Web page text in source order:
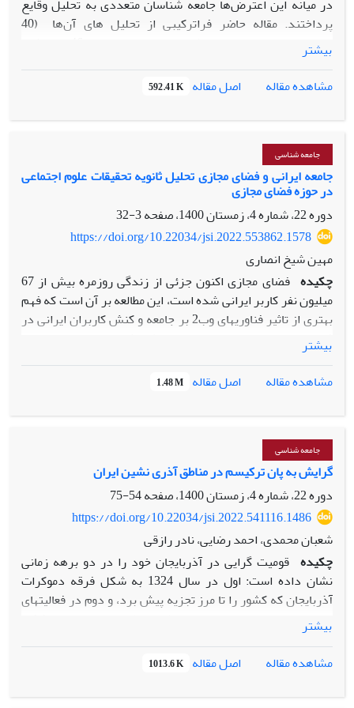
پرداختند. مقاله حاضر فراترکیبی از تحلیل­ های آن‌ها (40
تحلیلی) درباره این اعتراض‌ها است. تلاش شده ضمن ارائه
نیمرخی از اهم مطالب مطرح شده، درباره علل، چیستی و پیامدهای
این اعتراض‌ها از منظر تحلیل­ گران، این موارد جمع ­بندی و ارائه
شود. بر این اساس نظریه­ های غالب به کارگرفته شده، فاصله ­ای
(کارکردگرایان، همبستگی­ گرایان، تفسیرگران فرهنگی، پیروان
جنبش­های جدید زندگی و اهمیت ­دهندگان به روابط و گره­ های
اجتماعی) از مجموعه تحلیل­ها ارائه شده است.
بیشتر
مشاهده مقاله
اصل مقاله 592.41 K
جامعه شناسی
جامعه ایرانی و فضای مجازی تحلیل ثانویه تحقیقات علوم اجتماعی
در حوزه فضای مجازی
دوره 22، شماره 4، زمستان 1400، صفحه
3-32
https://doi.org/10.22034/jsi.2022.553862.1578
مهین شیخ انصاری
چکیده
فضای مجازی اکنون جزئی از زندگی روزمره بیش از 67
میلیون نفر کاربر ایرانی شده است، این مطالعه بر آن است که فهم
بهتری از تاثیر فناوری­های وب2 بر جامعه و کنش کاربران ایرانی در
فضای مجازی بدست بیاورد. به لحاظ روشی، این تحقیق از نوع
ارزش­های خانوادگی کاربران ایرانی را تضعیف می‌کنند. همچنین این
فناوری ها روابط اجتماعی، سرمایه اجتماعی و مشارکت سیاسی
کاربران ایرانی را افزایش می‌دهند. از طرف دیگر «مسائل و
پدیده‌های نوظهور اجتماعی» مانند اعتیاد اینترنتی، جرائم
اینترنتی، سوگواری مجازی، زیارت مجازی و ...در فضای مجازی پدید
آمده است.
بیشتر
مشاهده مقاله
اصل مقاله 1.48 M
جامعه شناسی
گرایش به پان ترکیسم در مناطق آذری نشین ایران
دوره 22، شماره 4، زمستان 1400، صفحه
54-75
https://doi.org/10.22034/jsi.2022.541116.1486
شعبان محمدی، احمد رضایی، نادر رازقی
چکیده قومیت گرایی در آذربایجان خود را در دو برهه زمانی
نشان داده است: اول در سال 1324 به شکل فرقه دموکرات
آذربایجان که کشور را تا مرز تجزیه پیش برد، و دوم در فعالیت­های
حزب خلق مسلمان در اوایل انقلاب اسلامی. بررسی علل شکل
گیری چنین رخ دادهایی، برای مدیریت صحیح آن­ها و همچنین برای
حفظ انسجام اجتماعی و وحدت ملی ضروری است. هدف این مقاله
مطالعه عوامل موثر بر گرایش به پان ترکیسم در آذربایجان است.
بدین منظور، با استفاده از روش نمونه­گیری خوشه­ای چند مرحله
بیشتر
مشاهده مقاله
اصل مقاله 1013.6 K